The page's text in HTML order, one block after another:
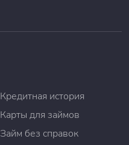
Кредитная история
Карты для займов
Займ без справок